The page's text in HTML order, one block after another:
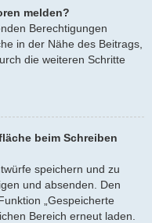
melden?
Berechtigungen
in der Nähe des Beitrags,
die weiteren Schritte
beim Schreiben
speichern und zu
und absenden. Den
„Gespeicherte
Bereich erneut laden.